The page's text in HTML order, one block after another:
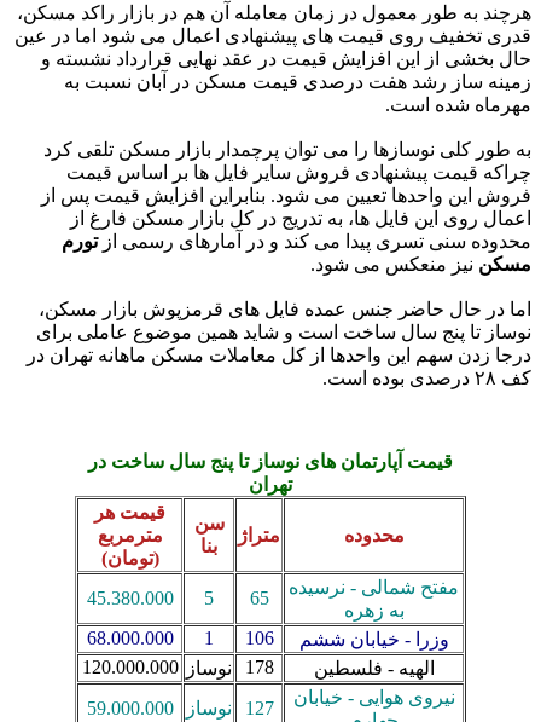
هرچند به طور معمول در زمان معامله آن هم در بازار راکد مسکن،
قدری تخفیف روی قیمت های پیشنهادی اعمال می شود اما در عین
حال بخشی از این افزایش قیمت در عقد نهایی قرارداد نشسته و
زمینه ساز رشد هفت درصدی قیمت مسکن در آبان نسبت به
مهرماه شده است.
به طور کلی نوسازها را می توان پرچمدار بازار مسکن تلقی کرد
چراکه قیمت پیشنهادی فروش سایر فایل ها بر اساس قیمت
فروش این واحدها تعیین می شود. بنابراین افزایش قیمت پس از
اعمال روی این فایل ها، به تدریج در کل بازار مسکن فارغ از
محدوده سنی تسری پیدا می کند و در آمارهای رسمی ازتورم
مسکن نیز منعکس می شود.
اما در حال حاضر جنس عمده فایل های قرمزپوش بازار مسکن،
نوساز تا پنج سال ساخت است و شاید همین موضوع عاملی برای
درجا زدن سهم این واحدها از کل معاملات مسکن ماهانه تهران در
کف ۲۸‌ درصدی بوده است.
قیمت آپارتمان های نوساز تا پنج سال ساخت در
تهران
محدوده متراژ
سن
بنا
قیمت هر
مترمربع
(تومان)
مفتح شمالی - نرسیده
به زهره
65
5
45.380.000
وزرا - خیابان ششم
106
1
68.000.000
الهیه - فلسطین
178 نوساز
120.000.000
نیروی هوایی - خیابان
127 نوساز 59.000.000